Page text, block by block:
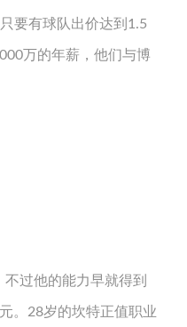
要有球队出价达到1.5
万的年薪，他们与博
过他的能力早就得到
。28岁的坎特正值职业